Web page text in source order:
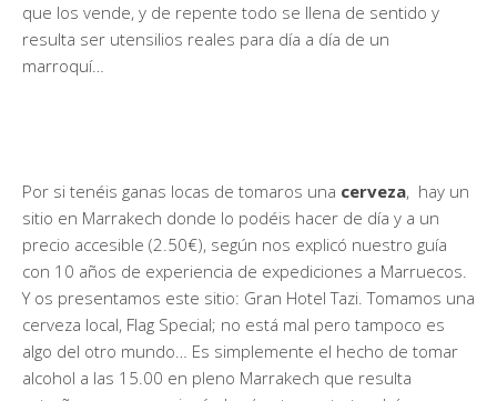
que los vende, y de repente todo se llena de sentido y
resulta ser utensilios reales para día a día de un
marroquí…
Por si tenéis ganas locas de tomaros una cerveza, hay un
sitio en Marrakech donde lo podéis hacer de día y a un
precio accesible (2.50€), según nos explicó nuestro guía
con 10 años de experiencia de expediciones a Marruecos.
Y os presentamos este sitio: Gran Hotel Tazi. Tomamos una
cerveza local, Flag Special; no está mal pero tampoco es
algo del otro mundo… Es simplemente el hecho de tomar
alcohol a las 15.00 en pleno Marrakech que resulta